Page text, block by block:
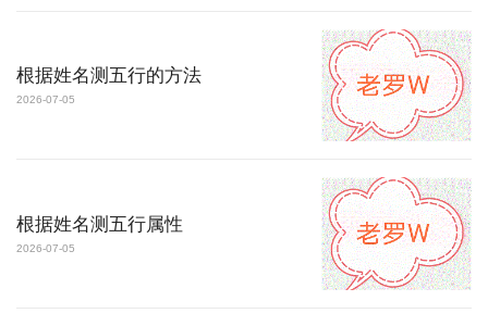
根据姓名测五行的方法
2026-07-05
根据姓名测五行属性
2026-07-05